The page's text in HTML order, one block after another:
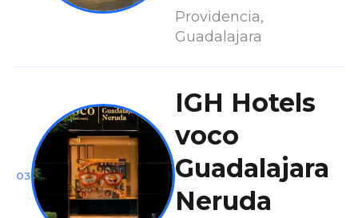
Providencia,
Guadalajara
03
IGH Hotels
voco
Guadalajara
Neruda